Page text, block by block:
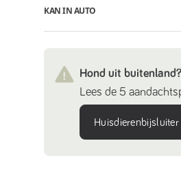
KAN IN AUTO
Hond uit buitenland?
Lees de 5
Huisdierenbijsluiter